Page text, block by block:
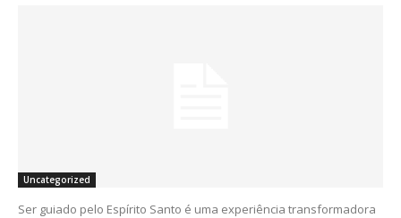
Uncategorized
Ser guiado pelo Espírito Santo é uma experiência transformadora